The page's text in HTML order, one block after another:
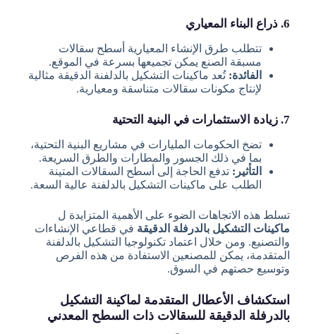
6. ذراع البناء المعياري
تتطلب طرق الإنشاء المعيارية أسطح سقالات
مسبقة الصنع يمكن تجميعها بسرعة في الموقع.
الفائدة: تُعد ماكينات التشكيل بالدلفنة الدقيقة مثالية
لإنتاج مكونات سقالات متناسقة ومعيارية.
7. زيادة الاستثمارات في البنية التحتية
تضخ الحكومات المليارات في مشاريع البنية التحتية،
بما في ذلك الجسور والمطارات والطرق السريعة.
التأثير: تدفع الحاجة إلى أسطح السقالات المتينة
الطلب على ماكينات التشكيل بالدلفنة عالية السعة.
تسلط هذه الاتجاهات الضوء على الأهمية المتزايدة ل
ماكينات التشكيل بالدرفلة الدقيقة في قطاعي الإنشاءات
والتصنيع. ومن خلال اعتماد تكنولوجيا التشكيل بالدلفنة
المتقدمة، يمكن للمصنعين الاستفادة من هذه الفرص
وتوسيع حصتهم في السوق.
استكشاف الأعطال المتقدمة لماكينة التشكيل
بالدرفلة الدقيقة للسقالات ذات السطح المعدني